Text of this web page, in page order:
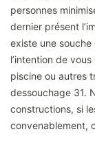
personnes
dernier présent
existe une souche
l’intention de
piscine ou autres
dessouchage 31.
constructions, si
convenablement,